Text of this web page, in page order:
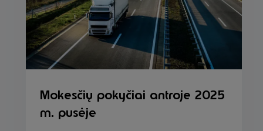
Mokesčių pokyčiai antroje 2025
m. pusėje